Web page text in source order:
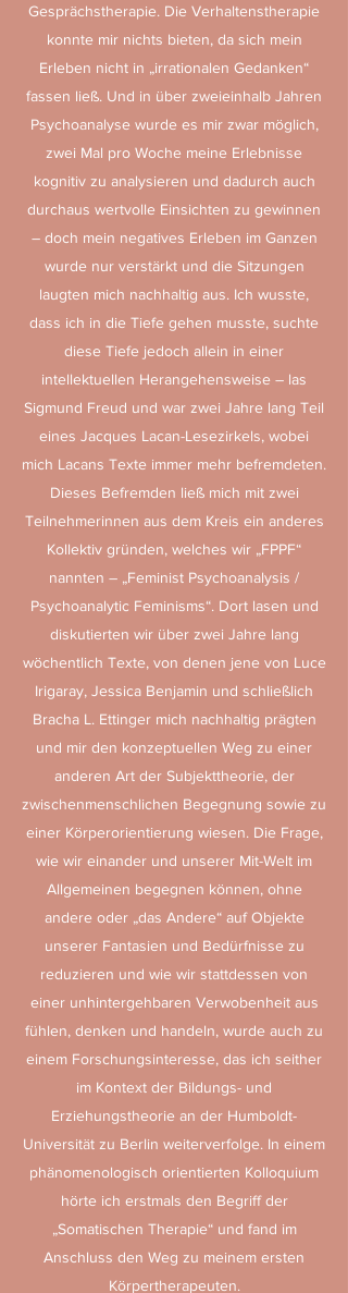
Gesprächstherapie. Die Verhaltenstherapie
konnte mir nichts bieten, da sich mein
Erleben nicht in „irrationalen Gedanken“
fassen ließ. Und in über zweieinhalb Jahren
Psychoanalyse wurde es mir zwar möglich,
zwei Mal pro Woche meine Erlebnisse
kognitiv zu analysieren und dadurch auch
durchaus wertvolle Einsichten zu gewinnen
– doch mein negatives Erleben im Ganzen
wurde nur verstärkt und die Sitzungen
laugten mich nachhaltig aus. Ich wusste,
dass ich in die Tiefe gehen musste, suchte
diese Tiefe jedoch allein in einer
intellektuellen Herangehensweise – las
Sigmund Freud und war zwei Jahre lang Teil
eines Jacques Lacan-Lesezirkels, wobei
mich Lacans Texte immer mehr befremdeten.
Dieses Befremden ließ mich mit zwei
Teilnehmerinnen aus dem Kreis ein anderes
Kollektiv gründen, welches wir „FPPF“
nannten – „Feminist Psychoanalysis /
Psychoanalytic Feminisms“. Dort lasen und
diskutierten wir über zwei Jahre lang
wöchentlich Texte, von denen jene von Luce
Irigaray, Jessica Benjamin und schließlich
Bracha L. Ettinger mich nachhaltig prägten
und mir den konzeptuellen Weg zu einer
anderen Art der Subjekttheorie, der
zwischenmenschlichen Begegnung sowie zu
einer Körperorientierung wiesen. Die Frage,
wie wir einander und unserer Mit-Welt im
Allgemeinen begegnen können, ohne
andere oder „das Andere“ auf Objekte
unserer Fantasien und Bedürfnisse zu
reduzieren und wie wir stattdessen von
einer unhintergehbaren Verwobenheit aus
fühlen, denken und handeln, wurde auch zu
einem Forschungsinteresse, das ich seither
im Kontext der Bildungs- und
Erziehungstheorie an der Humboldt-
Universität zu Berlin weiterverfolge. In einem
phänomenologisch orientierten Kolloquium
hörte ich erstmals den Begriff der
„Somatischen Therapie“ und fand im
Anschluss den Weg zu meinem ersten
Körpertherapeuten.